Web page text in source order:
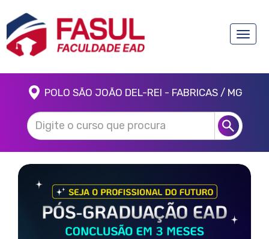
Toggle
POLO SÃO JOÃO DEL-REI - FABRICAS / MG